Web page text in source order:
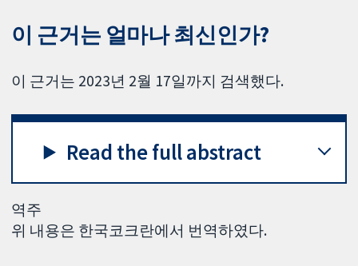
이 근거는 얼마나 최신인가?
이 근거는 2023년 2월 17일까지 검색했다.
Read the full abstract
역주
위 내용은 한국코크란에서 번역하였다.